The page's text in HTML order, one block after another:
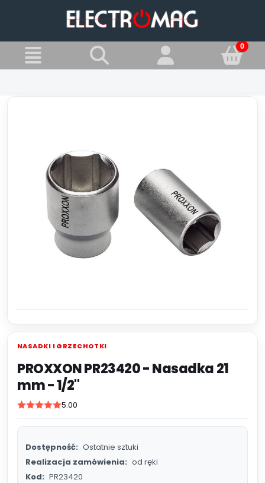
Nasadki i grzechotki
NASADKI I GRZECHOTKI
PROXXON PR23420 - Nasadka 21
mm - 1/2''
5.00
Dostępność: Ostatnie sztuki
Realizacja zamówienia: od ręki
Kod: PR23420